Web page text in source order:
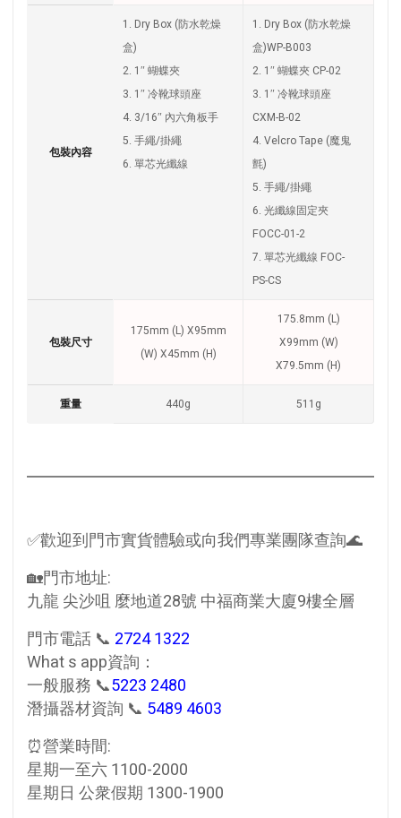
包裝內容
1. Dry Box (防水乾燥
盒)
2. 1″ 蝴蝶夾
3. 1″ 冷靴球頭座
4. 3/16″ 內六角板手
5. 手繩/掛繩
6. 單芯光纖線
1. Dry Box (防水乾燥
盒)WP-B003
2. 1″ 蝴蝶夾 CP-02
3. 1″ 冷靴球頭座
CXM-B-02
4. Velcro Tape (魔鬼
氈)
5. 手繩/掛繩
6. 光纖線固定夾
FOCC-01-2
7. 單芯光纖線 FOC-
PS-CS
包裝尺寸
175mm (L) X95mm
(W) X45mm (H)
175.8mm (L)
X99mm (W)
X79.5mm (H)
重量 440g 511g
✅歡迎到門市實貨體驗或向我們專業團隊查詢🌊
🏡門市地址:
九龍 尖沙咀 麼地道28號 中福商業大廈9樓全層
門市電話 📞 2724 1322
What s app資詢：
一般服務 📞5223 2480
潛攝器材資詢 📞 5489 4603
⏰營業時間:
星期一至六 1100-2000
星期日 公衆假期 1300-1900